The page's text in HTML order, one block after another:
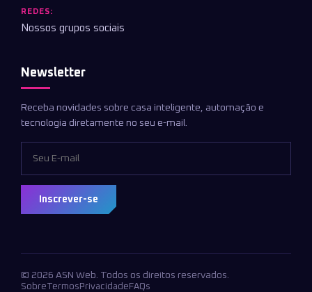
REDES:
Nossos grupos sociais
Newsletter
Receba novidades sobre casa inteligente, automação e
tecnologia diretamente no seu e-mail.
Inscrever-se
© 2026 ASN Web. Todos os direitos reservados.
SobreTermos Privacidade FAQs